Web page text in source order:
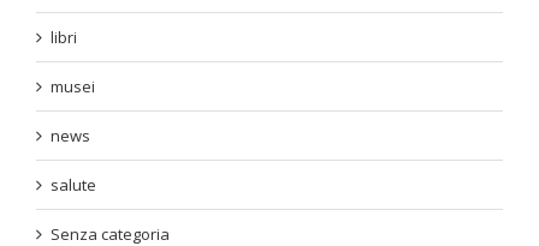
libri
musei
news
salute
Senza categoria